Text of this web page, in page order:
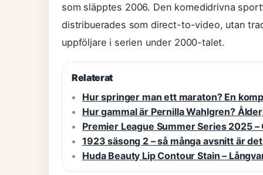
som släpptes 2006. Den komedidrivna
distribuerades som direct-to-video, utan
uppföljare i serien under 2000-talet.
Relaterat
Hur springer man ett maraton? En
Hur gammal är Pernilla Wahlgren?
Premier League Summer Series 2025 –
1923 säsong 2 – så många avsnitt är det
Huda Beauty Lip Contour Stain –